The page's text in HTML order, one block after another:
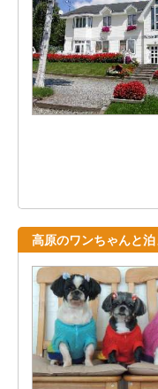
高原のワンちゃんと